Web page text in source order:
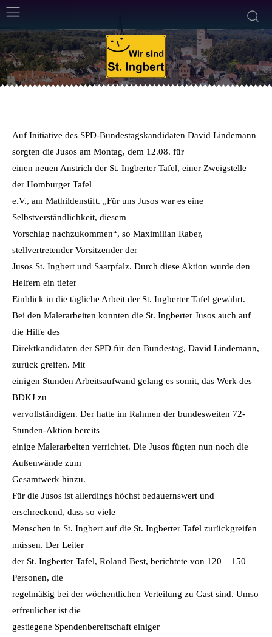
13. August 2013 Von Frank Leyendecker Min. Lesezeit
Auf Initiative des SPD-Bundestagskandidaten David Lindemann
sorgten die Jusos am Montag, dem 12.08. für
einen neuen Anstrich der St. Ingberter Tafel, einer Zweigstelle
der Homburger Tafel
e.V., am Mathildenstift. „Für uns Jusos war es eine
Selbstverständlichkeit, diesem
Vorschlag nachzukommen“, so Maximilian Raber,
stellvertretender Vorsitzender der
Jusos St. Ingbert und Saarpfalz. Durch diese Aktion wurde den
Helfern ein tiefer
Einblick in die tägliche Arbeit der St. Ingberter Tafel gewährt.
Bei den Malerarbeiten konnten die St. Ingberter Jusos auch auf
die Hilfe des
Direktkandidaten der SPD für den Bundestag, David Lindemann,
zurück greifen. Mit
einigen Stunden Arbeitsaufwand gelang es somit, das Werk des
BDKJ zu
vervollständigen. Der hatte im Rahmen der bundesweiten 72-
Stunden-Aktion bereits
einige Malerarbeiten verrichtet. Die Jusos fügten nun noch die
Außenwände zum
Gesamtwerk hinzu.
Für die Jusos ist allerdings höchst bedauernswert und
erschreckend, dass so viele
Menschen in St. Ingbert auf die St. Ingberter Tafel zurückgreifen
müssen. Der Leiter
der St. Ingberter Tafel, Roland Best, berichtete von 120 – 150
Personen, die
regelmäßig bei der wöchentlichen Verteilung zu Gast sind. Umso
erfreulicher ist die
gestiegene Spendenbereitschaft einiger